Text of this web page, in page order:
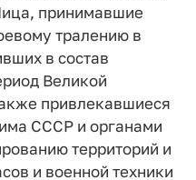
принимавшие
тралению в
в состав
Великой
привлекавшиеся
СССР и органами
территорий и
и военной техники